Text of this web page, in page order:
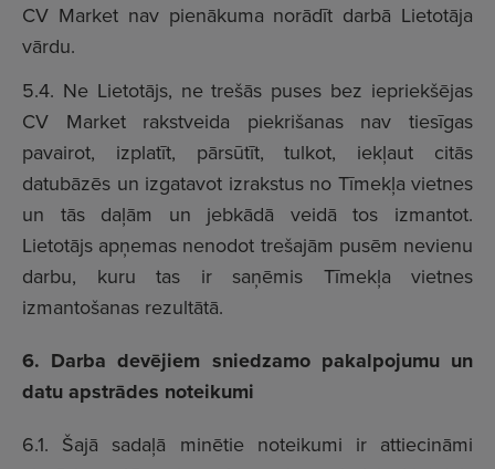
CV Market nav pienākuma norādīt darbā Lietotāja
vārdu.
5.4. Ne Lietotājs, ne trešās puses bez iepriekšējas
CV Market rakstveida piekrišanas nav tiesīgas
pavairot, izplatīt, pārsūtīt, tulkot, iekļaut citās
datubāzēs un izgatavot izrakstus no Tīmekļa vietnes
un tās daļām un jebkādā veidā tos izmantot.
Lietotājs apņemas nenodot trešajām pusēm nevienu
darbu, kuru tas ir saņēmis Tīmekļa vietnes
izmantošanas rezultātā.
6. Darba devējiem sniedzamo pakalpojumu un
datu apstrādes noteikumi
6.1. Šajā sadaļā minētie noteikumi ir attiecināmi